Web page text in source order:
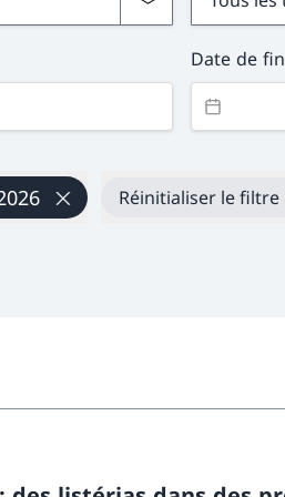
Date de fin
Réinitialiser le filtre